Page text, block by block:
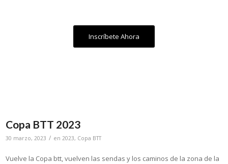
Inscríbete Ahora
Copa BTT 2023
30 marzo, 2023 / en2023, Copa BTT
Vuelve la Copa btt, vuelven las sendas y los caminos de la zona de la